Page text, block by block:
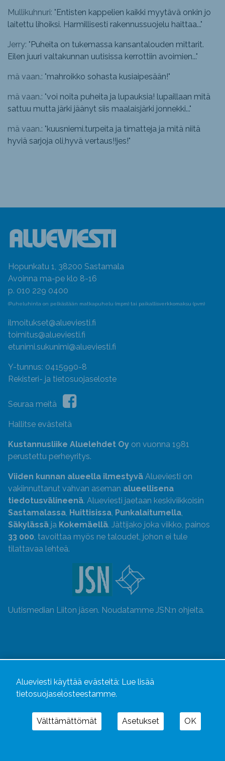
Mullikuhnuri: "Entisten kappelien kaikki myytävä onkin jo
laitettu lihoiksi. Harmillisesti rakennussuojelu haittaa..."
Jerry: "Puheita on tukemassa kansantalouden mittarit.
Eilen juuri valtakunnan uutisissa kerrottiin avoimien..."
mä vaan.: "mahroikko sohasta kusiaipesään!"
mä vaan.: "voi noita puheita ja lupauksia! lupaillaan mitä
sattuu mutta järki jäänyt siis maalaisjärki jonnekki..."
mä vaan.: "kuusniemi.turpeita ja timatteja ja mitä niitä
hyviä sarjoja oli,hyvä vertaus!!jes!"
Hopunkatu 1, 38200 Sastamala
Avoinna ma-pe klo 8-16
p. 010 229 0400
(Puheluhinta on pelkästään matkapuhelu (mpm) tai paikallisverkkomaksu (pvm)
ilmoitukset@alueviesti.fi
toimitus@alueviesti.fi
etunimi.sukunimi@alueviesti.fi
Y-tunnus: 0415990-8
Rekisteri- ja tietosuojaseloste
Seuraa meitä
Hallitse evästeitä
Kustannusliike Aluelehdet Oy on vuonna 1981
perustettu perheyritys.
Viiden kunnan alueella ilmestyvä Alueviesti on
vakiinnuttanut vahvan aseman alueellisena
tiedotusvälineenä. Alueviesti jaetaan keskiviikkoisin
Sastamalassa, Huittisissa, Punkalaitumella,
Säkylässä ja Kokemäellä. Jättijako joka viikko, painos
33 000, tavoittaa myös ne taloudet, johon ei tule
tilattavaa lehteä.
Uutismedian Liiton jäsen. Noudatamme JSN:n ohjeita.
Alueviesti käyttää evästeitä: Lue lisää
tietosuojaselosteestamme.
Välttämättömät Asetukset OK